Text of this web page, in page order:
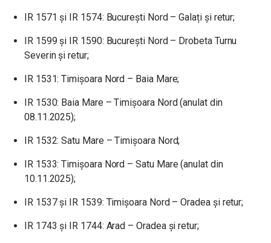
IR 1571 și IR 1574: București Nord – Galați și retur;
IR 1599 și IR 1590: București Nord – Drobeta Turnu
Severin și retur;
IR 1531: Timișoara Nord – Baia Mare;
IR 1530: Baia Mare – Timișoara Nord (anulat din
08.11.2025);
IR 1532: Satu Mare – Timișoara Nord;
IR 1533: Timișoara Nord – Satu Mare (anulat din
10.11.2025);
IR 1537 și IR 1539: Timișoara Nord – Oradea și retur;
IR 1743 și IR 1744: Arad – Oradea și retur;